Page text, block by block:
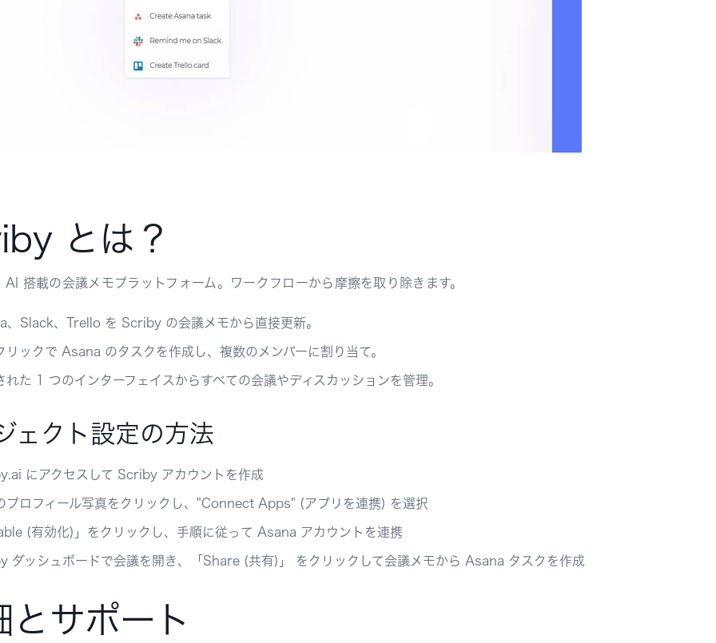
とは？
搭載の会議メモプラットフォーム。ワークフローから摩擦を取り除きます。
、Slack、Trello を Scriby の会議メモから直接更新。
リックで Asana のタスクを作成し、複数のメンバーに割り当て。
れた 1 つのインターフェイスからすべての会議やディスカッションを管理。
ェクト設定の方法
にアクセスして Scriby アカウントを作成
プロフィール写真をクリックし、"Connect Apps" (アプリを連携) を選択
(有効化)」をクリックし、手順に従って Asana アカウントを連携
ダッシュボードで会議を開き、「Share (共有)」 をクリックして会議メモから Asana タスクを作成
とサポート